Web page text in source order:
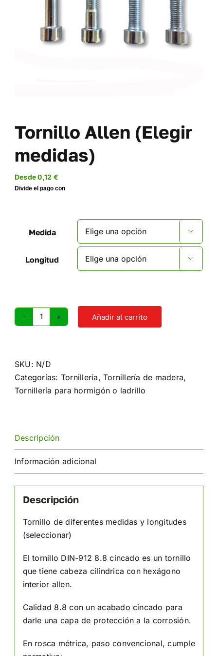
OFERTAS-PACKS
SOBRE NOSOTROS
CARRITO
Tornillo Allen (Elegir
medidas)
Desde 0,12 €
Medida 
Longitud 
Tornillo
medidas)
cantidad
Añadir al carrito
SKU: N/D
Categorías: Tornillería,Tornillería de madera,
Tornillería para hormigón o ladrillo
Descripción
Información adicional
Descripción
Tornillo de diferentes medidas y longitudes
(seleccionar)
El tornillo DIN-912 8.8 cincado es un tornillo
que tiene cabeza cilíndrica con hexágono
interior allen.
Calidad 8.8 con un acabado cincado para
darle una capa de protección a la corrosión.
En rosca métrica, paso convencional, cumple